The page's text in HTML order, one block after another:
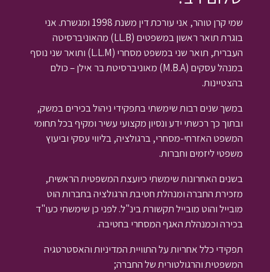
שמי קרן טוהר, אני עורכת דין משנת 1998 ומגשרת. אני
בוגרת תואר ראשון במשפטים (LL.B) מהאוניברסיטה
העברית, תואר שני במשפט מסחרי (L.L.M) ותואר שני נוסף
במנהל עסקים (M.B.A) מאוניברסיטת בר אילן – כולם
בהצטיינות.
במשך שנים רבות שימשתי בתפקידי ניהול בכירים במשק,
ובתוך כך רכשתי ידע ונסיון מקצועי עשיר ומקיף בכל תחומי
המשפט האזרחי-מסחרי, ברגולציה, בליווי עסקי וביעוץ
משפטי ליזמים וחברות.
בשנים האחרונות שימשתי כיועצת המשפטית הראשית,
מזכירת החברה ומנהלת חטיבת הרגולציה בחברות הוט
מובייל והוט מובייל תקשורת בינ"ל. לפני כן שימשתי כעו"ד
בכירה וכמנהלת האגף המסחרי בחטיבה.
תפקידי כלל אחריות על התוויית המדיניות והאסטרטגיה
המשפטית והרגולטורית של החברה;